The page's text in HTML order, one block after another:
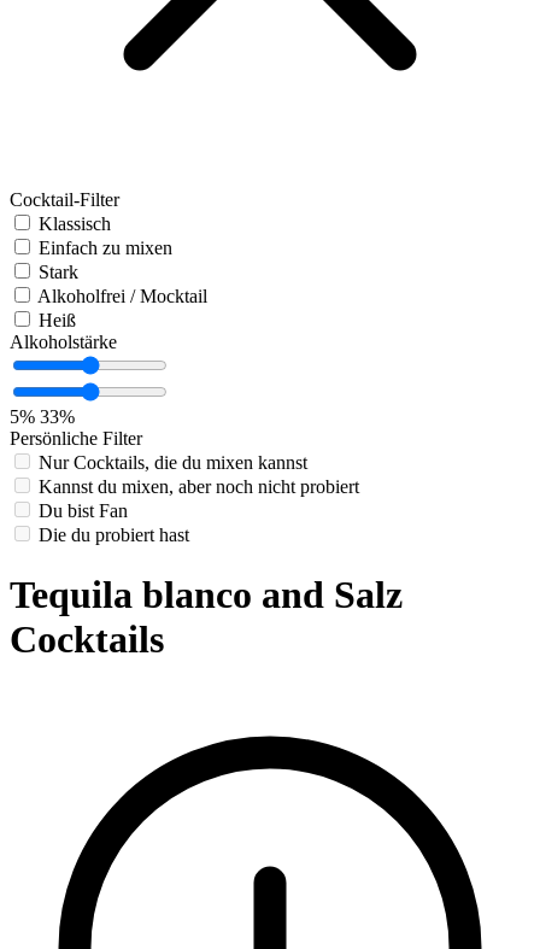
Cocktail-Filter
Klassisch
Einfach zu mixen
Stark
Alkoholfrei / Mocktail
Heiß
Alkoholstärke
5% 33%
Persönliche Filter
Nur Cocktails, die du mixen kannst
Kannst du mixen, aber noch nicht probiert
Du bist Fan
Die du probiert hast
Tequila blanco and Salz
Cocktails